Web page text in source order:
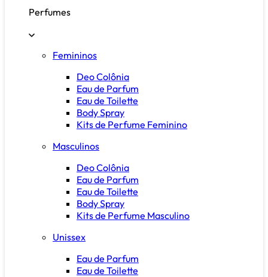
Perfumes
Femininos
Deo Colônia
Eau de Parfum
Eau de Toilette
Body Spray
Kits de Perfume Feminino
Masculinos
Deo Colônia
Eau de Parfum
Eau de Toilette
Body Spray
Kits de Perfume Masculino
Unissex
Eau de Parfum
Eau de Toilette